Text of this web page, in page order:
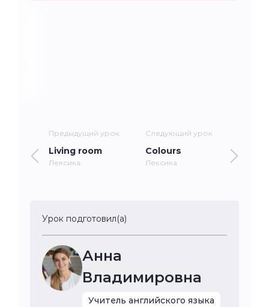
Предыдущий урок
Living room
Лексика
Следующий урок
Colours
Лексика
Урок подготовил(а)
Анна
Владимировна
Учитель английского языка